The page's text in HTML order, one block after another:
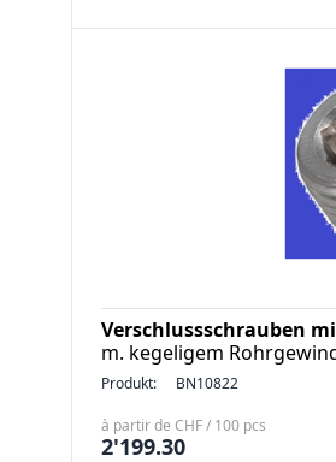
Verschlussschrauben
m. kegeligem
Produkt: BN10822
à partir de CHF / 100 pcs
2'199.30